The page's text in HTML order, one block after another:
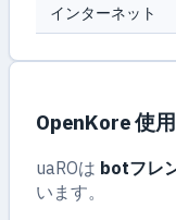
インターネット
OpenKore 使
uaROは botフレ
います。